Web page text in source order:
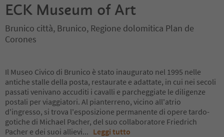
ECK Museum of Art
Brunico città, Brunico, Regione dolomitica Plan de
Corones
Il Museo Civico di Brunico è stato inaugurato nel 1995 nelle
antiche stalle della posta, restaurate e adattate, in cui nei secoli
passati venivano accuditi i cavalli e parcheggiate le diligenze
postali per viaggiatori. Al pianterreno, vicino all'atrio
d'ingresso, si trova l'esposizione permanente di opere tardo-
gotiche di Michael Pacher, del suo collaboratore Friedrich
Pacher e dei suoi allievi... Leggi tutto